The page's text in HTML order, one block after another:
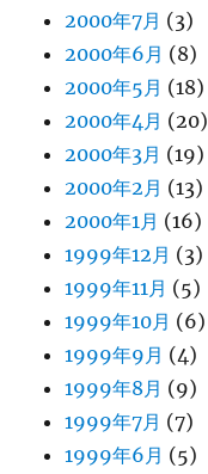
2000年7月 (3)
2000年6月 (8)
2000年5月 (18)
2000年4月 (20)
2000年3月 (19)
2000年2月 (13)
2000年1月 (16)
1999年12月 (3)
1999年11月 (5)
1999年10月 (6)
1999年9月 (4)
1999年8月 (9)
1999年7月 (7)
1999年6月 (5)